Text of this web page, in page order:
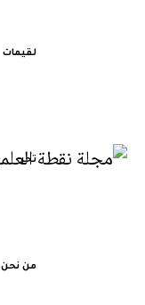
لقيمات
تحر
من نحن